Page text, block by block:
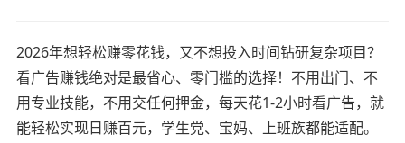
2026年想轻松赚零花钱，又不想投入时间钻研复杂项目？
看广告赚钱绝对是最省心、零门槛的选择！不用出门、不
用专业技能，不用交任何押金，每天花1-2小时看广告，就
能轻松实现日赚百元，学生党、宝妈、上班族都能适配。